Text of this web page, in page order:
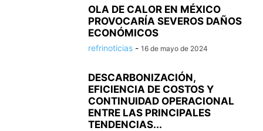
OLA DE CALOR EN MÉXICO
PROVOCARÍA SEVEROS DAÑOS
ECONÓMICOS
refrinoticias - 16 de mayo de 2024
DESCARBONIZACIÓN,
EFICIENCIA DE COSTOS Y
CONTINUIDAD OPERACIONAL
ENTRE LAS PRINCIPALES
TENDENCIAS...